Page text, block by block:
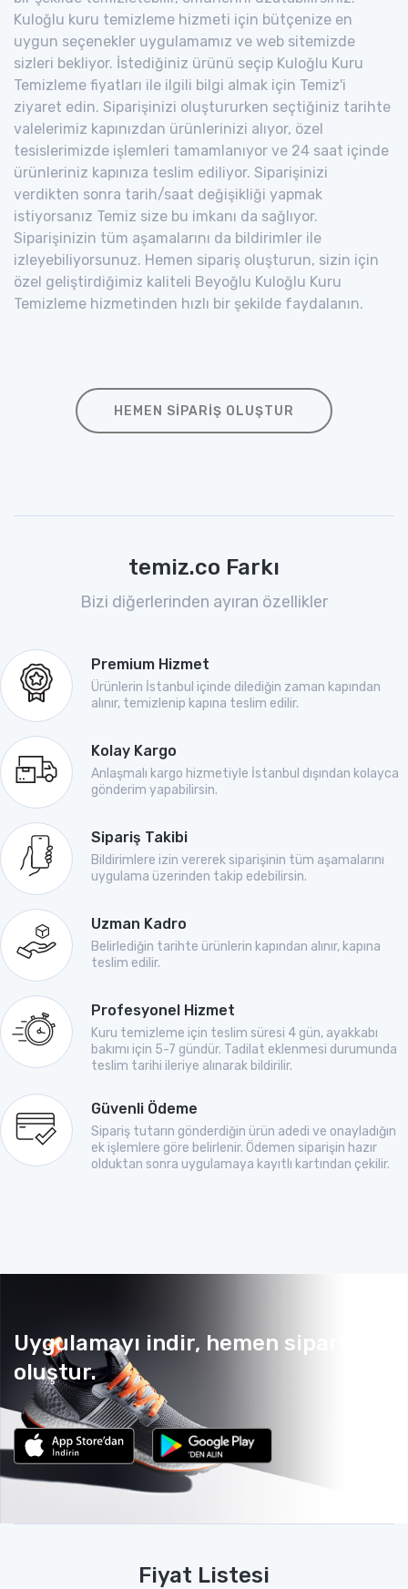
Kuloğlu kuru temizleme hizmeti için bütçenize en
uygun seçenekler uygulamamız ve web sitemizde
sizleri bekliyor. İstediğiniz ürünü seçip Kuloğlu Kuru
Temizleme fiyatları ile ilgili bilgi almak için Temiz'i
ziyaret edin. Siparişinizi oluştururken seçtiğiniz tarihte
valelerimiz kapınızdan ürünlerinizi alıyor, özel
tesislerimizde işlemleri tamamlanıyor ve 24 saat içinde
ürünleriniz kapınıza teslim ediliyor. Siparişinizi
verdikten sonra tarih/saat değişikliği yapmak
istiyorsanız Temiz size bu imkanı da sağlıyor.
Siparişinizin tüm aşamalarını da bildirimler ile
izleyebiliyorsunuz. Hemen sipariş oluşturun, sizin için
özel geliştirdiğimiz kaliteli Beyoğlu Kuloğlu Kuru
Temizleme hizmetinden hızlı bir şekilde faydalanın.
HEMEN SIPARIŞ OLUŞTUR
temiz.co Farkı
Bizi diğerlerinden ayıran özellikler
Premium Hizmet
Ürünlerin İstanbul içinde dilediğin zaman kapından
alınır, temizlenip kapına teslim edilir.
Kolay Kargo
Anlaşmalı kargo hizmetiyle İstanbul dışından kolayca
gönderim yapabilirsin.
Sipariş Takibi
Bildirimlere izin vererek siparişinin tüm aşamalarını
uygulama üzerinden takip edebilirsin.
Uzman Kadro
Belirlediğin tarihte ürünlerin kapından alınır, kapına
teslim edilir.
Profesyonel Hizmet
Kuru temizleme için teslim süresi 4 gün, ayakkabı
bakımı için 5-7 gündür. Tadilat eklenmesi durumunda
teslim tarihi ileriye alınarak bildirilir.
Güvenli Ödeme
Sipariş tutarın gönderdiğin ürün adedi ve onayladığın
ek işlemlere göre belirlenir. Ödemen siparişin hazır
olduktan sonra uygulamaya kayıtlı kartından çekilir.
Uygulamayı indir, hemen sipariş
oluştur.
Fiyat Listesi